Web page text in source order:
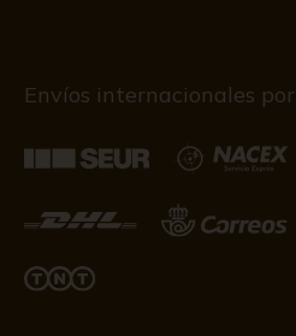
Envíos internacionales por